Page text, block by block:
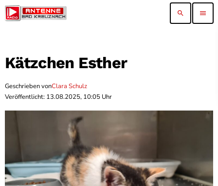
search menu
Kätzchen Esther
Geschrieben vonClara Schulz
Veröffentlicht: 13.08.2025, 10:05 Uhr